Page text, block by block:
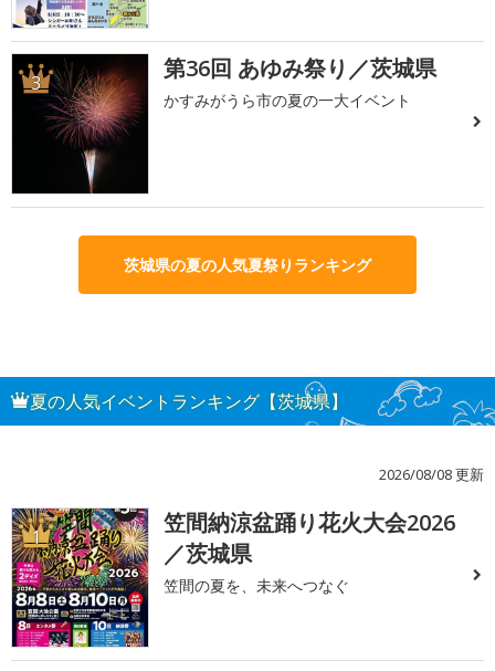
3 第36回 あゆみ祭り／茨城県
かすみがうら市の夏の一大イベント
茨城県の夏の人気夏祭りランキング
夏の人気イベントランキング【茨城県】
2026/08/08 更新
1
笠間納涼盆踊り花火大会2026
／茨城県
笠間の夏を、未来へつなぐ